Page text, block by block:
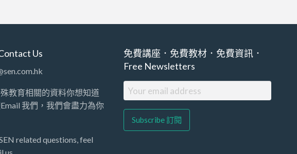
Us
教育相關的資料你想知道
我們，我們會盡力為你
related questions, feel
免費講座．免費教材．免費資訊．
Free Newsletters